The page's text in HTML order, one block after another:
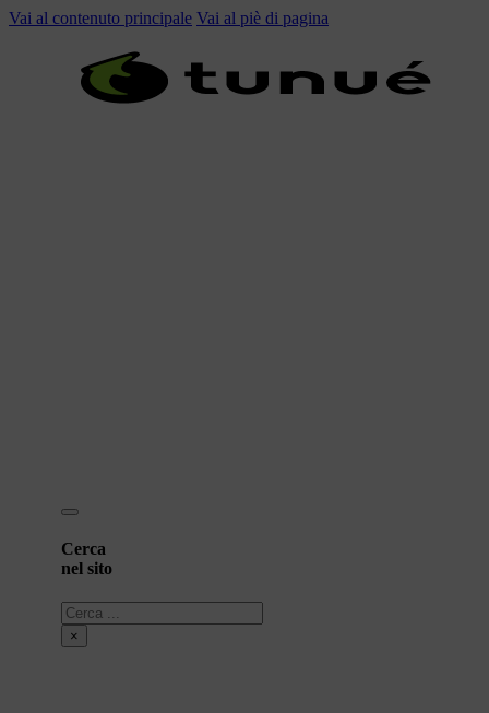
Vai al contenuto principale Vai al piè di pagina
Cerca
nel sito
Cerca
×